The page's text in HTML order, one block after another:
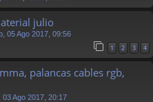
julio
05 Ago 2017, 09:56
1 2 3 4
palancas cables rgb,
03 Ago 2017, 20:17